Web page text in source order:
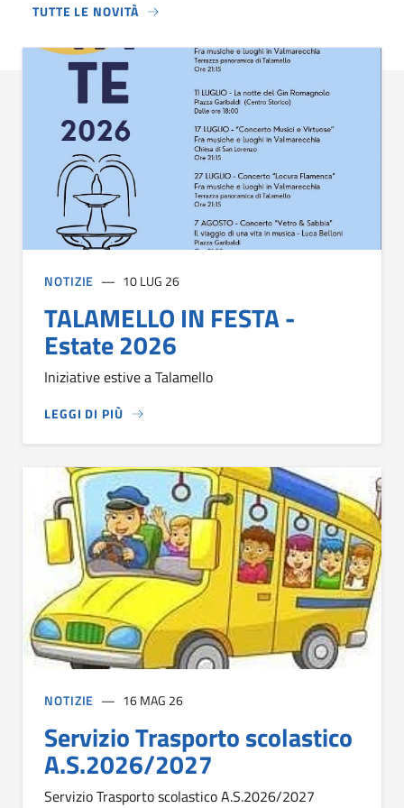
TUTTE LE NOVITÀ
NOTIZIE 10 LUG 26
TALAMELLO IN FESTA -
Estate 2026
Iniziative estive a Talamello
LEGGI DI PIÙ
NOTIZIE 16 MAG 26
Servizio Trasporto scolastico
A.S.2026/2027
Servizio Trasporto scolastico A.S.2026/2027